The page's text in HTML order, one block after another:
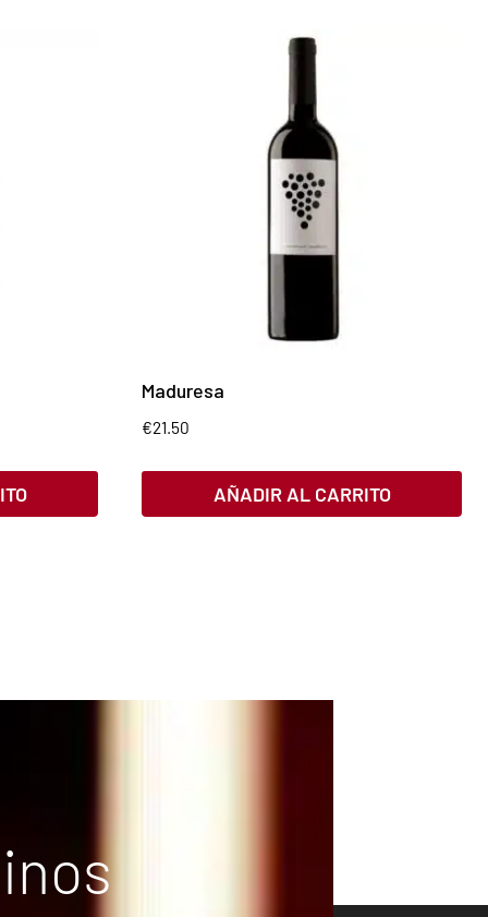
Maduresa
€21.50
AÑADIR AL CARRITO